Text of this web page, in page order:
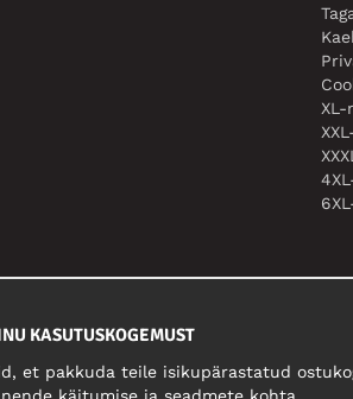
KASUTUSKOGEMUST
et pakkuda teile isikupärastatud